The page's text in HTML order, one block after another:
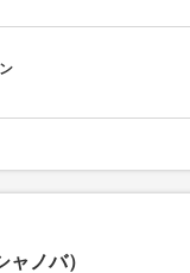
ノバ）